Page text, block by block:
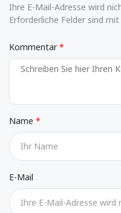
Ihre E-Mail-Adresse wird
Erforderliche Felder sind
Kommentar
Name
E-Mail